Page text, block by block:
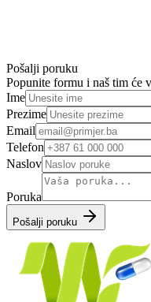
Pošalji poruku
Popunite formu i naš tim će
Ime
Prezime
Email
Telefon
Naslov
Poruka
Pošalji poruku